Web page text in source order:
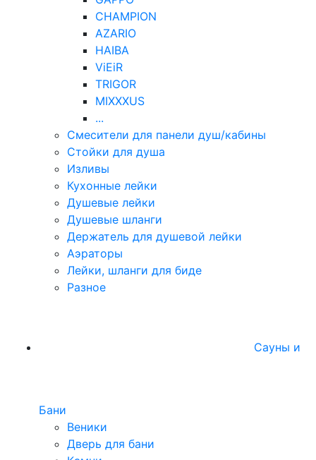
CHAMPION
AZARIO
HAIBA
ViEiR
TRIGOR
MIXXXUS
...
Смесители для панели душ/кабины
Стойки для душа
Изливы
Кухонные лейки
Душевые лейки
Душевые шланги
Держатель для душевой лейки
Аэраторы
Лейки, шланги для биде
Разное
Сауны и
Бани
Веники
Дверь для бани